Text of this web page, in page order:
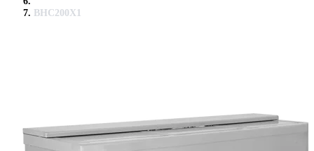
BHC200X1